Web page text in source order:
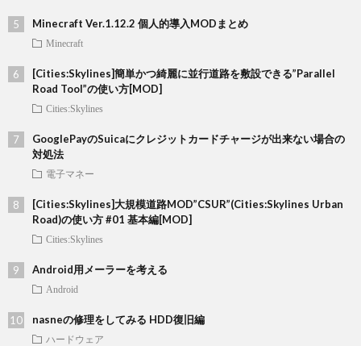
Minecraft Ver.1.12.2 個人的導入MODまとめ
Minecraft
[Cities:Skylines]簡単かつ綺麗に並行道路を敷設できる”Parallel
Road Tool”の使い方[MOD]
Cities:Skylines
GooglePayのSuicaにクレジットカードチャージが出来ない場合の
対処法
電子マネー
[Cities:Skylines]大規模道路MOD”CSUR”(Cities:Skylines Urban
Road)の使い方 #01 基本編[MOD]
Cities:Skylines
Android用メーラーを考える
Android
nasneの修理をしてみる HDD復旧編
ハードウェア